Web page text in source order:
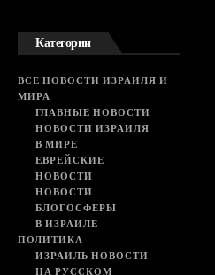
Категории
ВСЕ НОВОСТИ ИЗРАИЛЯ И
МИРА
ГЛАВНЫЕ НОВОСТИ
НОВОСТИ ИЗРАИЛЯ
В МИРЕ
ЕВРЕЙСКИЕ
НОВОСТИ
НОВОСТИ
БЛОГОСФЕРЫ
В ИЗРАИЛЕ
ПОЛИТИКА
ИЗРАИЛЬ НОВОСТИ
НА РУССКОМ